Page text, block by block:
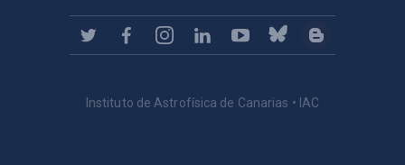
Instituto de Astrofísica de Canarias • IAC